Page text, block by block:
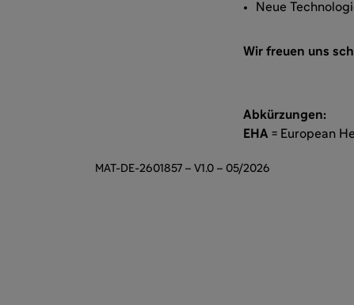
Neue
Wir freuen uns
Abkürzungen:
EHA = European
MAT-DE-2601857 – V1.0 – 05/2026